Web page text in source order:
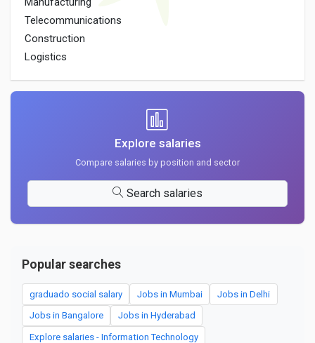
Telecommunications
Construction
Logistics
Explore salaries
Compare salaries by position and sector
Search salaries
Popular searches
graduado social salary Jobs in Mumbai Jobs in Delhi
Jobs in Bangalore Jobs in Hyderabad
Explore salaries - Information Technology